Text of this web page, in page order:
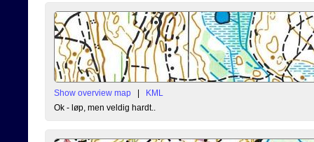
Show overview map |
KML
Ok - løp, men veldig hardt..